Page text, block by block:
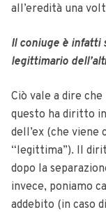
all’eredità una
Il coniuge è infatti
legittimario
Ciò vale a dire
questo ha diritto
dell’ex (che
“legittima”). Il
dopo la
invece, poniamo
addebito (in caso